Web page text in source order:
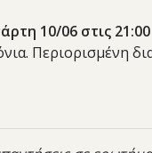
10/06 στις 21:00
Περιορισμένη